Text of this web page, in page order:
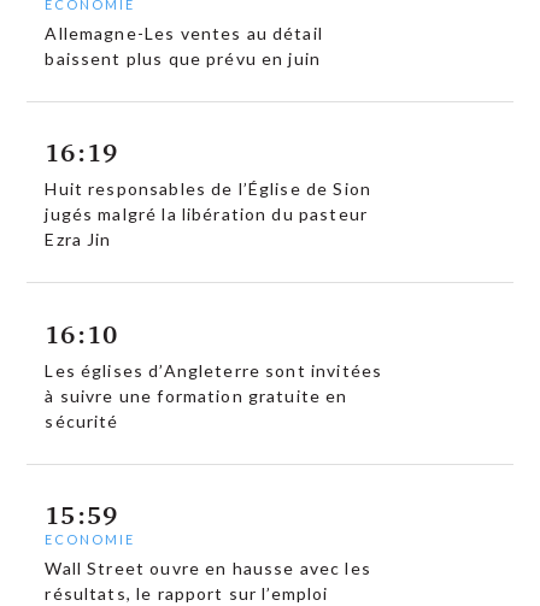
ECONOMIE
Allemagne-Les ventes au détail
baissent plus que prévu en juin
16:19
Huit responsables de l’Église de Sion
jugés malgré la libération du pasteur
Ezra Jin
16:10
Les églises d’Angleterre sont invitées
à suivre une formation gratuite en
sécurité
15:59
ECONOMIE
Wall Street ouvre en hausse avec les
résultats, le rapport sur l’emploi